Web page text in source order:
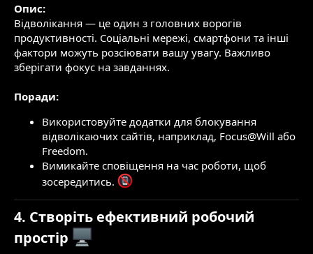
Опис:
Відволікання — це один з головних ворогів
продуктивності. Соціальні мережі, смартфони та інші
фактори можуть розсіювати вашу увагу. Важливо
зберігати фокус на завданнях.
Поради:
Використовуйте додатки для блокування
відволікаючих сайтів, наприклад, Focus@Will або
Freedom.
Вимикайте сповіщення на час роботи, щоб
зосередитись.
4. Створіть ефективний робочий
простір